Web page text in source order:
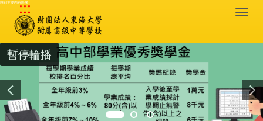
跳到主要內容區塊
:::
暫停輪播